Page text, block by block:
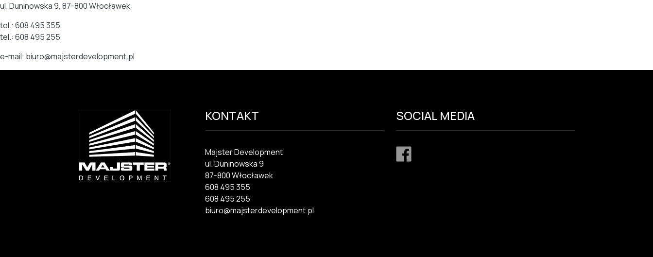
ul. Duninowska 9, 87-800 Włocławek
tel.: 608 495 355
tel.: 608 495 255
e-mail: biuro@majsterdevelopment.pl
KONTAKT
Majster Development
ul. Duninowska 9
87-800 Włocławek
608 495 355
608 495 255
biuro@majsterdevelopment.pl
SOCIAL MEDIA